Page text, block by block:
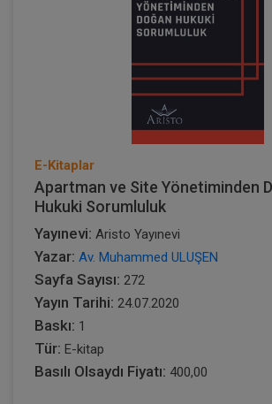
E-Kitaplar
Apartman ve Site Yönetiminden
Hukuki Sorumluluk
Yayınevi: Aristo Yayınevi
Yazar: Av. Muhammed ULUŞEN
Sayfa Sayısı: 272
Yayın Tarihi: 24.07.2020
Baskı: 1
Tür: E-kitap
Basılı Olsaydı Fiyatı: 400,00